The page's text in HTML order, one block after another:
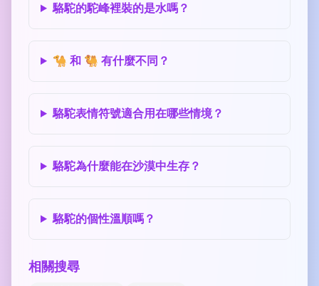
駱駝的駝峰裡裝的是水嗎？
🐪 和 🐫 有什麼不同？
駱駝表情符號適合用在哪些情境？
駱駝為什麼能在沙漠中生存？
駱駝的個性溫順嗎？
相關搜尋